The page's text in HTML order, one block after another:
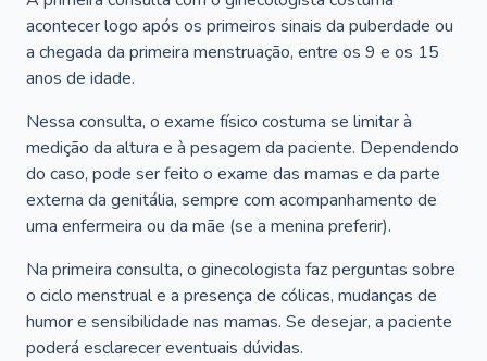
acontecer logo após os primeiros sinais da puberdade ou
a chegada da primeira menstruação, entre os 9 e os 15
anos de idade.
Nessa consulta, o exame físico costuma se limitar à
medição da altura e à pesagem da paciente. Dependendo
do caso, pode ser feito o exame das mamas e da parte
externa da genitália, sempre com acompanhamento de
uma enfermeira ou da mãe (se a menina preferir).
Na primeira consulta, o ginecologista faz perguntas sobre
o ciclo menstrual e a presença de cólicas, mudanças de
humor e sensibilidade nas mamas. Se desejar, a paciente
poderá esclarecer eventuais dúvidas.